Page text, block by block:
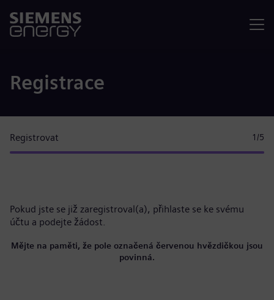
Registrace
Registrovat 1 /5
Pokud jste se již zaregistroval(a), přihlaste se ke svému
účtu a podejte žádost.
Mějte na paměti, že pole označená červenou hvězdičkou jsou
povinná.